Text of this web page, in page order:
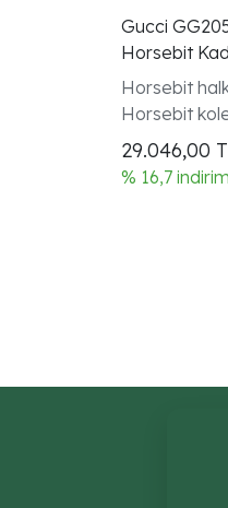
Gucci
Horsebit
Horsebit
Horsebit
modeli
29.046,00
% 16,7 indirim